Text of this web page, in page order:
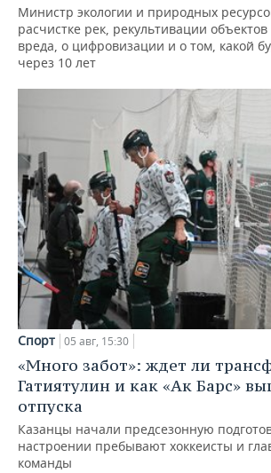
Министр экологии и природных
расчистке рек, рекультивации
вреда, о цифровизации и о том, какой
через 10 лет
Спорт 05 авг, 15:30
«Много забот»: ждет ли
Гатиятулин и как «Ак Барс»
отпуска
Казанцы начали предсезонную
настроении пребывают хоккеисты и
команды